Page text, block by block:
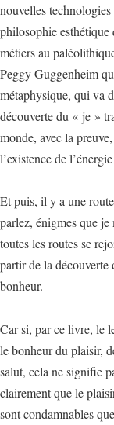
nouvelles
philosophie
métiers au
Peggy Guggenheim
métaphysique, qui va
découverte du « je »
monde, avec la
l’existence de
Et puis, il y a une
parlez, énigmes que je
toutes les routes se
partir de la découverte
bonheur.
Car si, par ce livre, le
le bonheur du plaisir,
salut, cela ne signifie
clairement que le
sont condamnables